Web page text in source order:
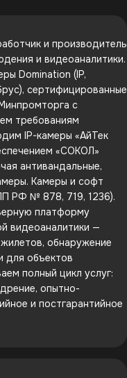
и производитель
и видеоаналитики.
Domination (IP,
сертифицированные
с
требованиям
IP-камеры «АйТек
«СОКОЛ»
антивандальные,
Камеры и софт
РФ № 878, 719, 1236).
платформу
видеоаналитики —
обнаружение
для объектов
полный цикл услуг:
опытно-
и постгарантийное